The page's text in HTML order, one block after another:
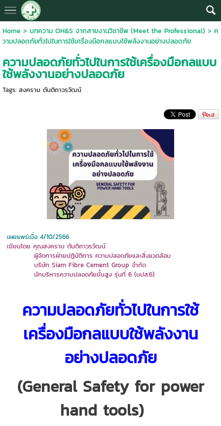
Home > บทความ OH&S จากสายงานวิชาชีพ (Meet the Professional) > ค
วามปลอดภัยทั่วไปในการใช้เครื่องมือกลแบบใช้พลังงานอย่างปลอดภัย
ความปลอดภัยทั่วไปในการใช้เครื่องมือกลแบบ
ใช้พลังงานอย่างปลอดภัย
Tags: สงคราม ตันติถาวรวัฒน์
เผยแพร่เมื่อ 4/10/2566
เขียนโดย คุณสงคราม ตันติถาวรวัฒน์
ผู้จัดการฝ่ายปฏิบัติการ ความปลอดภัยและสิ่งแวดล้อม
บริษัท Siam Fibre Cement Group จำกัด
นักบริหารความปลอดภัยขั้นสูง รุ่นที่ 6 (นปส.6)
ความปลอดภัยทั่วไปในการใช้
เครื่องมือกลแบบใช้พลังงาน
อย่างปลอดภัย
(General Safety for power
hand tools)